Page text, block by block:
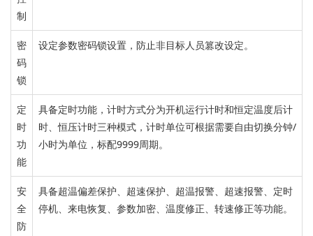
制
密
码
锁
设定参数密码锁设置，防止非目标人员篡改设定。
定
时
功
能
具备定时功能，计时方式分为开机运行计时和恒定温度后计
时、恒压计时三种模式，计时单位可根据需要自由切换分钟/
小时为单位，标配9999周期。
安
全
防
具备超温偏差保护、超速保护、超温报警、超速报警、定时
停机、来电恢复、参数加密、温度修正、转速修正等功能。